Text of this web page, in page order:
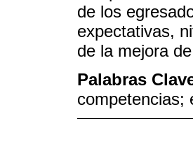
de los
expectativas,
de la mejora
Palabras
competencias;